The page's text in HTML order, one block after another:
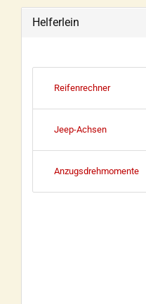
Helferlein
Reifenrechner
Jeep-Achsen
Anzugsdrehmomente